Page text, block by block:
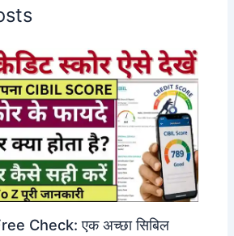
Check: एक अच्छा सिबिल